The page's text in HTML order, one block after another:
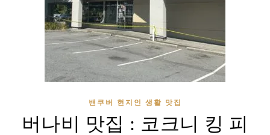
밴쿠버 현지인 생활 맛집
버나비 맛집 : 코크니 킹 피